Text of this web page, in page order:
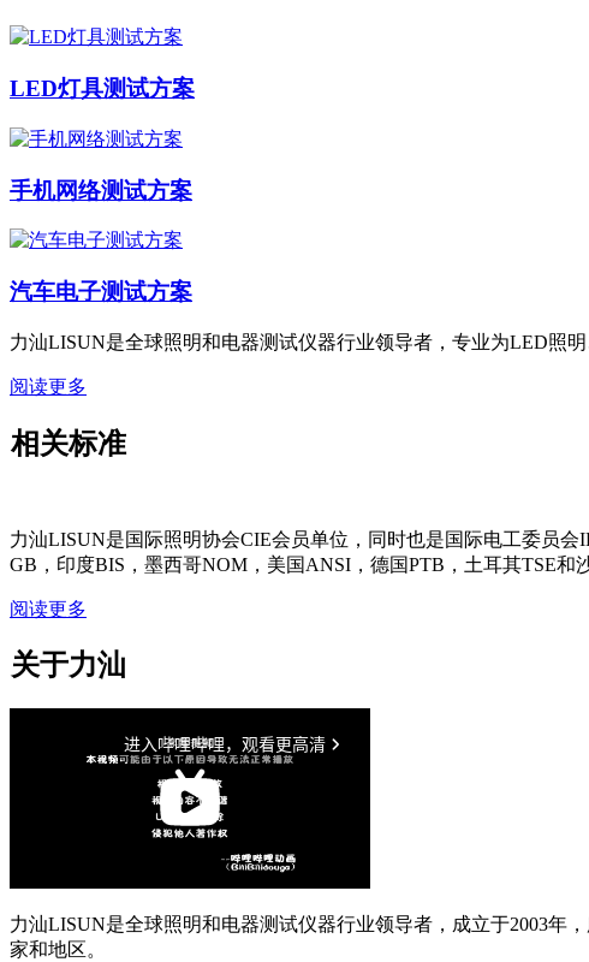
LED灯具测试方案
手机网络测试方案
汽车电子测试方案
力汕LISUN是全球照明和电器测试仪器行业领导者，专业为LED照
阅读更多
相关标准
力汕LISUN是国际照明协会CIE会员单位，同时也是国际电工委员
GB，印度BIS，墨西哥NOM，美国ANSI，德国PTB，土耳其TSE和
阅读更多
关于力汕
力汕LISUN是全球照明和电器测试仪器行业领导者，成立于2003年
家和地区。